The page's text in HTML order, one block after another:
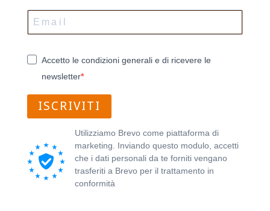
Accetto le condizioni generali e di ricevere le
newsletter
ISCRIVITI
Utilizziamo Brevo come piattaforma di
marketing. Inviando questo modulo, accetti
che i dati personali da te forniti vengano
trasferiti a Brevo per il trattamento in
conformità